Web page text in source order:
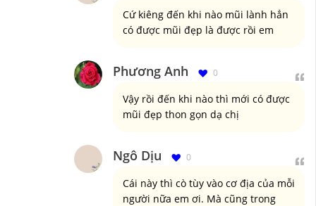
Cứ kiêng đến khi nào mũi lành hẳn
có được mũi đẹp là được rồi em
Phương Anh 0
Vậy rồi đến khi nào thì mới có được
mũi đẹp thon gọn dạ chị
Ngô Dịu 0
Cái này thì cò tùy vào cơ địa của mỗi
người nữa em ơi. Mà cũng trong